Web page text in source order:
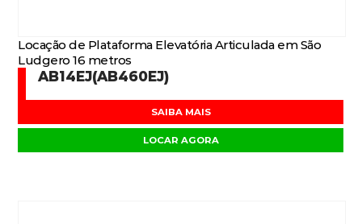
Locação de Plataforma Elevatória Articulada em São
Ludgero 16 metros
AB14EJ(AB460EJ)
SAIBA MAIS
LOCAR AGORA